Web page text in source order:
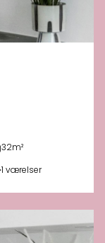
32m²
1 værelser